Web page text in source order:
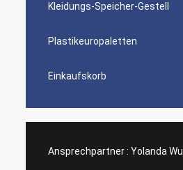
Kleidungs-Speicher-Gestell
Plastikeuropaletten
Einkaufskorb
Ansprechpartner : Yolanda Wu